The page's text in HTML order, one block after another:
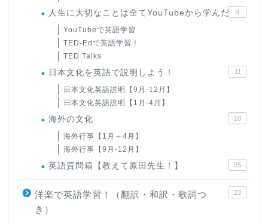
人生に大切なことは全てYouTubeから学んだ 4
YouTubeで英語学習
TED-Edで英語学習！
TED Talks
日本文化を英語で説明しよう！ 11
日本文化英語説明【9月-12月】
日本文化英語説明【1月-4月】
海外の文化 10
海外行事【1月～4月】
海外行事【9月-12月】
英語質問箱【教えて原田先生！】 25
洋楽で英語学習！（翻訳・和訳・歌詞つ
き）
23